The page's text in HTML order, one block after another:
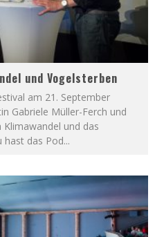
und Vogelsterben
am 21. September
Gabriele Müller-Ferch und
Klimawandel und das
hast das Pod...